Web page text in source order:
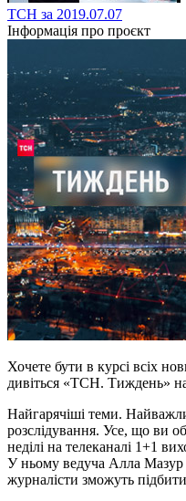
ТСН за 2019.07.07
Інформація про проєкт
Хочете бути в курсі всіх
дивіться «ТСН. Тиждень»
Найгарячіші теми.
розслідування. Усе, що ви
неділі на телеканалі 1+1
У ньому ведуча Алла Мазур
журналісти зможуть